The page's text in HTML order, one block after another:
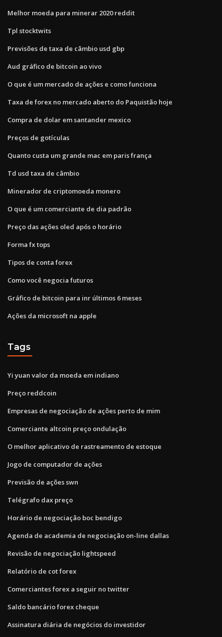
Melhor moeda para minerar 2020 reddit
Tpl stocktwits
Previsões de taxa de câmbio usd gbp
Aud gráfico de bitcoin ao vivo
O que é um mercado de ações e como funciona
Taxa de forex no mercado aberto do Paquistão hoje
Compra de dolar em santander mexico
Preços de gotículas
Quanto custa um grande mac em paris frança
Td usd taxa de câmbio
Minerador de criptomoeda monero
O que é um comerciante de dia padrão
Preço das ações oled após o horário
Forma fx tops
Tipos de conta forex
Como você negocia futuros
Gráfico de bitcoin para inr últimos 6 meses
Ações da microsoft na apple
Tags
Yi yuan valor da moeda em indiano
Preço reddcoin
Empresas de negociação de ações perto de mim
Comerciante altcoin preço ondulação
O melhor aplicativo de rastreamento de estoque
Jogo de computador de ações
Previsão de ações swn
Telégrafo dax preço
Horário de negociação boc bendigo
Agenda de academia de negociação on-line dallas
Revisão de negociação lightspeed
Relatório de cot forex
Comerciantes forex a seguir no twitter
Saldo bancário forex cheque
Assinatura diária de negócios do investidor